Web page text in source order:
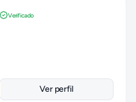
Verificado
Ver perfil